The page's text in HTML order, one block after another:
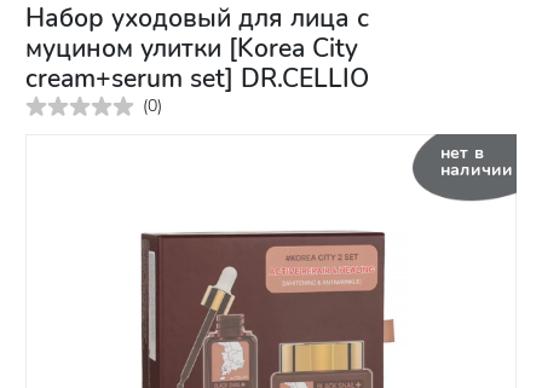
Набор уходовый для лица с
муцином улитки [Korea City
cream+serum set] DR.CELLIO
(0)
нет в
наличии